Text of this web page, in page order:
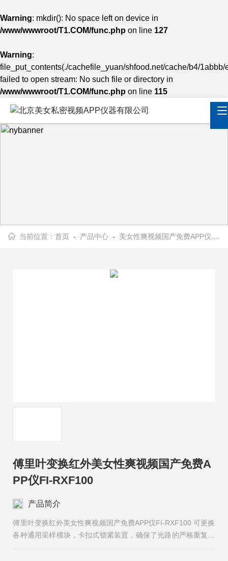
Warning: mkdir(): No space left on device in
/www/wwwroot/T1.COM/func.php on line 127
Warning:
file_put_contents(./cachefile_yuan/shfood.net/cache/b4/1abbb/
failed to open stream: No such file or directory in
/www/wwwroot/T1.COM/func.php on line 115
当前位置：首页 - 产品中心 - 美女性爽视频国产免费APP仪器
傅里叶变换红外美女性爽视频国产免费A
PP仪FI-RXF100
产品简介
傅里叶变换红外美女性爽视频国产免费APP仪FI-RXF100 可更换
各种通用采样模块，卡扣式锁紧装置，确保了光路的严格重复性